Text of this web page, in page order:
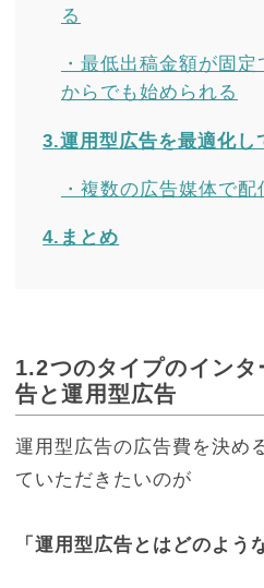
る
・最低出稿金額が固
からでも始められる
3.運用型広告を最適化し
・複数の広告媒体で
4.まとめ
1.2つのタイプのイン
告と運用型広告
運用型広告の広告費を決め
ていただきたいのが
「運用型広告とはどのよう